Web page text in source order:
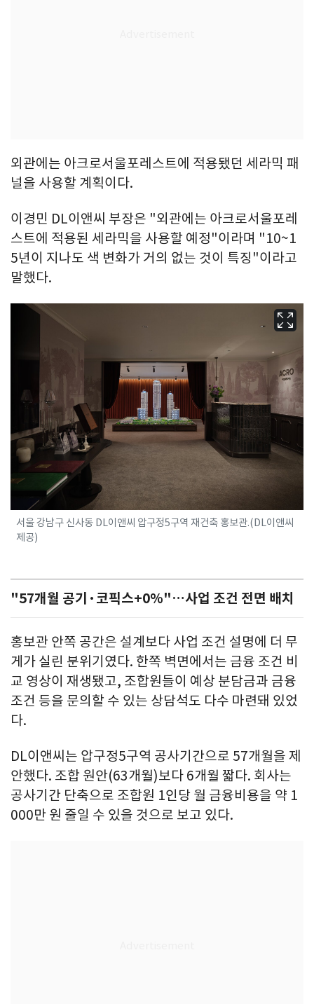
외관에는 아크로서울포레스트에 적용됐던 세라믹 패
널을 사용할 계획이다.
이경민 DL이앤씨 부장은 "외관에는 아크로서울포레
스트에 적용된 세라믹을 사용할 예정"이라며 "10~1
5년이 지나도 색 변화가 거의 없는 것이 특징"이라고
말했다.
서울 강남구 신사동 DL이앤씨 압구정5구역 재건축 홍보관.(DL이앤씨
제공)
"57개월 공기·코픽스+0%"…사업 조건 전면 배치
홍보관 안쪽 공간은 설계보다 사업 조건 설명에 더 무
게가 실린 분위기였다. 한쪽 벽면에서는 금융 조건 비
교 영상이 재생됐고, 조합원들이 예상 분담금과 금융
조건 등을 문의할 수 있는 상담석도 다수 마련돼 있었
다.
DL이앤씨는 압구정5구역 공사기간으로 57개월을 제
안했다. 조합 원안(63개월)보다 6개월 짧다. 회사는
공사기간 단축으로 조합원 1인당 월 금융비용을 약 1
000만 원 줄일 수 있을 것으로 보고 있다.